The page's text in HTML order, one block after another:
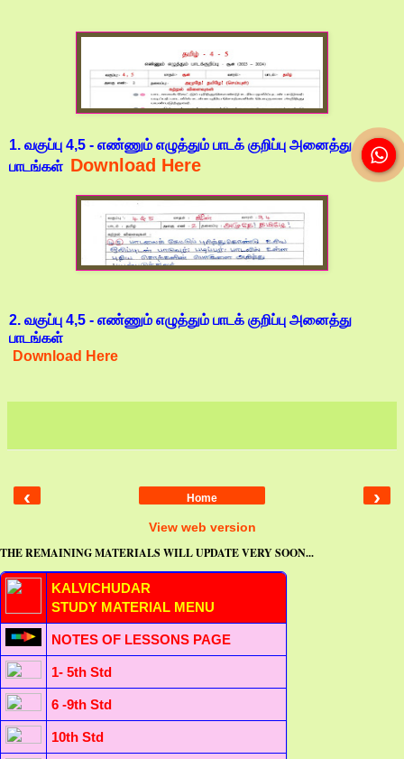
1. வகுப்பு 4,5 - எண்ணும் எழுத்தும் பாடக் குறிப்பு அனைத்து
பாடங்கள் Download Here
2. வகுப்பு 4,5 - எண்ணும் எழுத்தும் பாடக் குறிப்பு அனைத்து
பாடங்கள்
Download Here
‹ ›
Home
View web version
THE REMAINING MATERIALS WILL UPDATE VERY SOON...
KALVICHUDAR
STUDY MATERIAL MENU
NOTES OF LESSONS PAGE
1- 5th Std
6 -9th Std
10th Std